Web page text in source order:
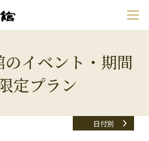
イベント・期間
定プラン
日付別